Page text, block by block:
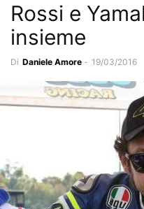
Rossi e
insieme
Di Daniele Amore - 19/03/2016